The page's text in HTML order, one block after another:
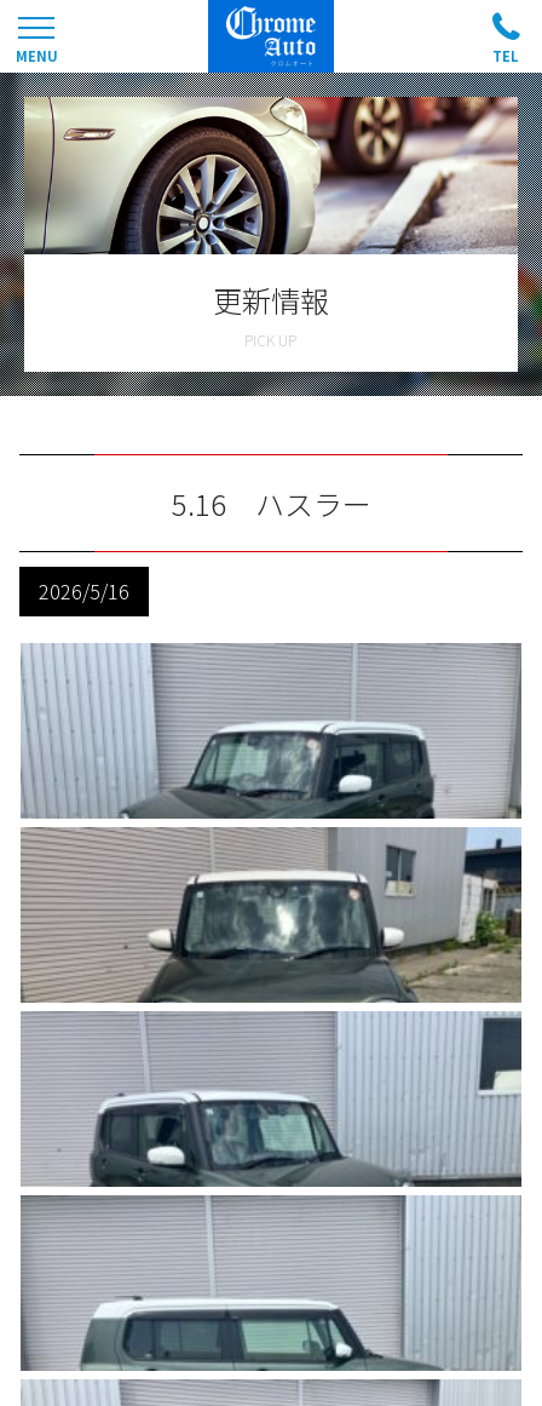
更新情報
5.16 ハスラー
2026/5/16